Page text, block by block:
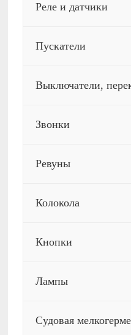
Реле и датчики
Пускатели
Выключатели,
Звонки
Ревуны
Колокола
Кнопки
Лампы
Судовая